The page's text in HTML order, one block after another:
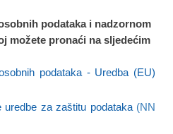
podataka i nadzornom
možete pronaći na sljedećim
podataka - Uredba (EU)
za zaštitu podataka(NN